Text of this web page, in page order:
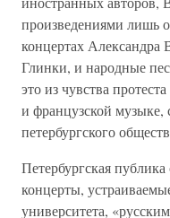
произведениями лишь
концертах Александра
Глинки, и народные
это из чувства
и французской
петербургского
Петербургская
концерты,
университета,